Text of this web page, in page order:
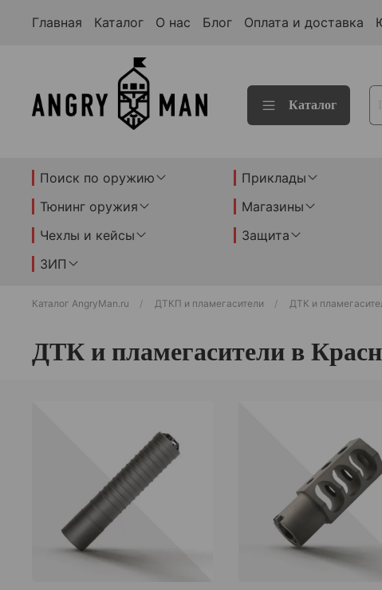
Главная Каталог О нас Блог Оплата и доставка
Каталог
Поиск по оружию Приклады
Тюнинг оружия
Магазины
Чехлы и кейсы
Защита
ЗИП
Каталог AngryMan.ru ДТКП и пламегасители ДТК и
ДТК и пламегасители в